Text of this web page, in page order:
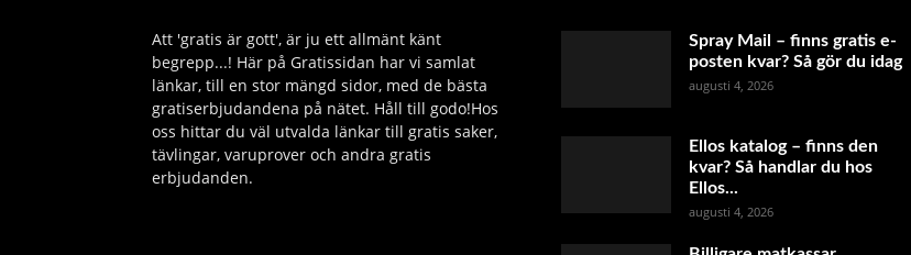
Att 'gratis är gott', är ju ett allmänt känt
begrepp...! Här på Gratissidan har vi samlat
länkar, till en stor mängd sidor, med de bästa
gratiserbjudandena på nätet. Håll till godo!Hos
oss hittar du väl utvalda länkar till gratis saker,
tävlingar, varuprover och andra gratis
erbjudanden.
Spray Mail – finns gratis e-
posten kvar? Så gör du idag
augusti 4, 2026
Ellos katalog – finns den
kvar? Så handlar du hos
Ellos...
augusti 4, 2026